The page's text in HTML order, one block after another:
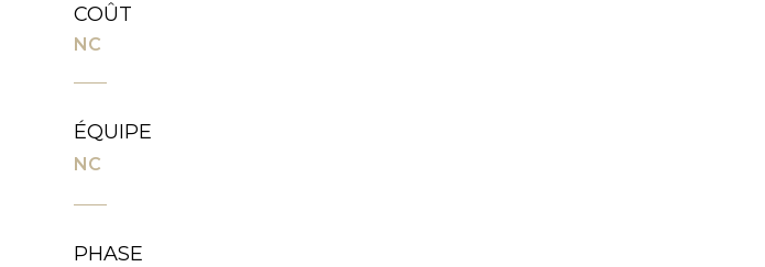
COÛT
NC
ÉQUIPE
NC
PHASE